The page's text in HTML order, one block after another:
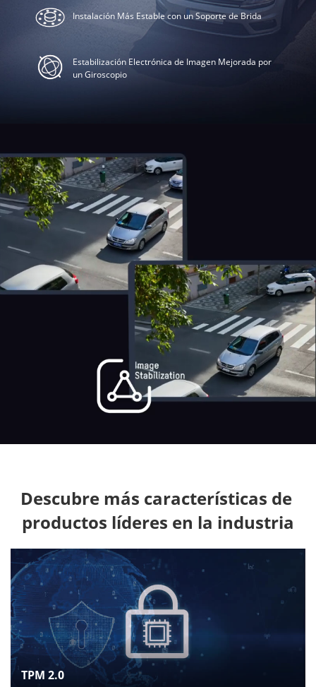
Instalación Más Estable con un Soporte de Brida
Estabilización Electrónica de Imagen Mejorada por
un Giroscopio
Descubre más características de
productos líderes en la industria
TPM 2.0